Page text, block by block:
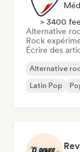
> 3400
Alternative
Rock
Écrire des
Alternative
Latin Pop